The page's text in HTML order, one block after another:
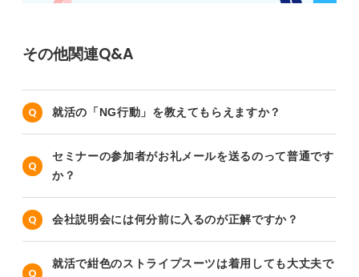
その他関連Q&A
就活の「NG行動」を教えてもらえますか？
セミナーの参加者がお礼メールを送るのって普通です
か？
会社説明会には何分前に入るのが正解ですか？
就活で紺色のストライプスーツは着用しても大丈夫で